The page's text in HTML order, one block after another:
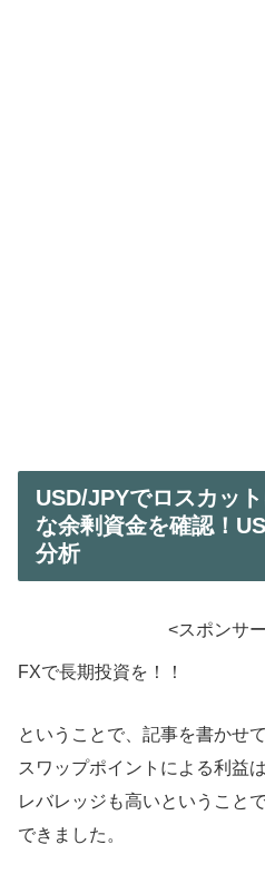
USD/JPYでロスカッ
な余剰資金を確認！
分析
<スポンサ
FXで長期投資を！！
ということで、記事を書かせ
スワップポイントによる利益
レバレッジも高いということ
できました。